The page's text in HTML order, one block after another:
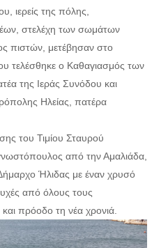
ιερείς της πόλης,
στελέχη των σωμάτων
πιστών, μετέβησαν στο
τελέσθηκε ο Καθαγιασμός των
της Ιεράς Συνόδου και
Ηλείας, πατέρα
του Τιμίου Σταυρού
από την Αμαλιάδα,
Ήλιδας με έναν χρυσό
από όλους τους
πρόοδο τη νέα χρονιά.